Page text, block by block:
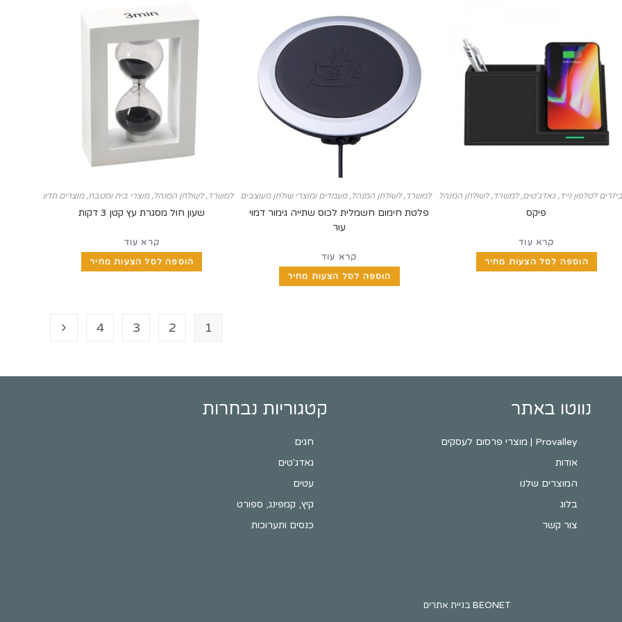
לטלפון נייד, גאדג'טים,למשרד,לשולחן המנהל, מטעני Power Bank ,מעמדים ומוצרי שולחן מעוצבים
פיקס
קרא עוד
הוספה לסל הצעות מחיר
למשרד,לשולחן המנהל,מעמדים ומוצרי שולחן מעוצבים
פלטת חימום חשמלית לכוס שתייה גימור דמוי
עור
קרא עוד
הוספה לסל הצעות מחיר
למשרד,לשולחן המנהל,מוצרי בית ומטבח,מוצרים חדשים
שעון חול מסגרת עץ קטן 3 דקות
קרא עוד
הוספה לסל הצעות מחיר
1
2
3
4
נווטו באתר
Provalley | מוצרי פרסום לעסקים
אודות
המוצרים שלנו
בלוג
צור קשר
קטגוריות נבחרות
חגים
גאדג'טים
עטים
קיץ, קמפינג, ספורט
כנסים ותערוכות
BEONET בניית אתרים